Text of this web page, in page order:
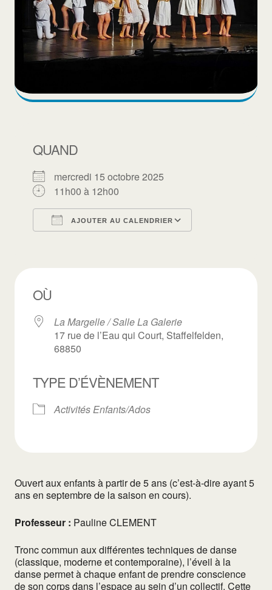
QUAND
mercredi 15 octobre 2025
11h00 à 12h00
AJOUTER AU CALENDRIER
OÙ
La Margelle / Salle La Galerie
17 rue de l’Eau qui Court, Staffelfelden,
68850
TYPE D’ÉVÈNEMENT
Activités Enfants/Ados
Ouvert aux enfants à partir de 5 ans (c’est-à-dire ayant 5
ans en septembre de la saison en cours).
Professeur : Pauline CLEMENT
Tronc commun aux différentes techniques de danse
(classique, moderne et contemporaine), l’éveil à la
danse permet à chaque enfant de prendre conscience
de son corps dans l’espace au sein d’un collectif. Cette